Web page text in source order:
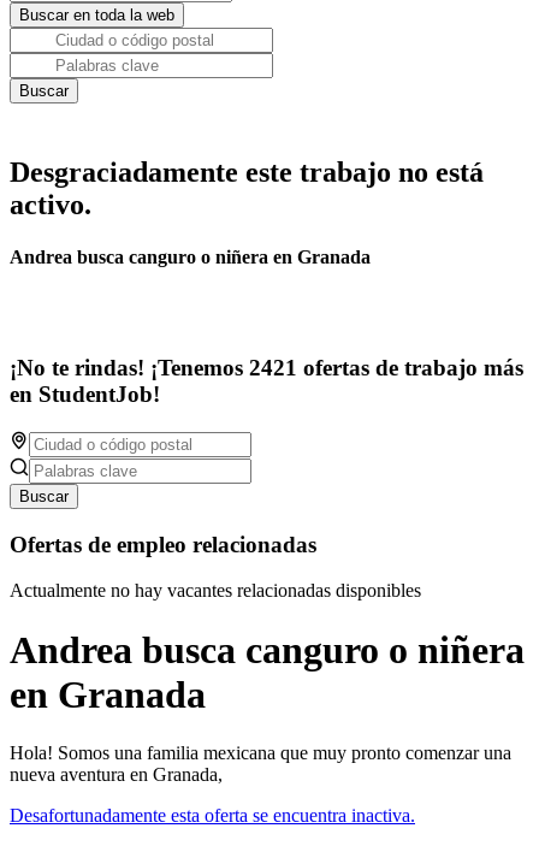
Desgraciadamente este trabajo no está
activo.
Andrea busca canguro o niñera en Granada
¡No te rindas! ¡Tenemos 2421 ofertas de trabajo más
en StudentJob!
Buscar
Ofertas de empleo relacionadas
Actualmente no hay vacantes relacionadas disponibles
Andrea busca canguro o niñera
en Granada
Hola! Somos una familia mexicana que muy pronto comenzar una
nueva aventura en Granada,
Desafortunadamente esta oferta se encuentra inactiva.